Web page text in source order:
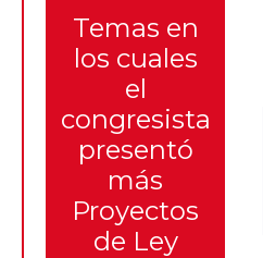
Temas en
los cuales
el
congresista
presentó
más
Proyectos
de Ley